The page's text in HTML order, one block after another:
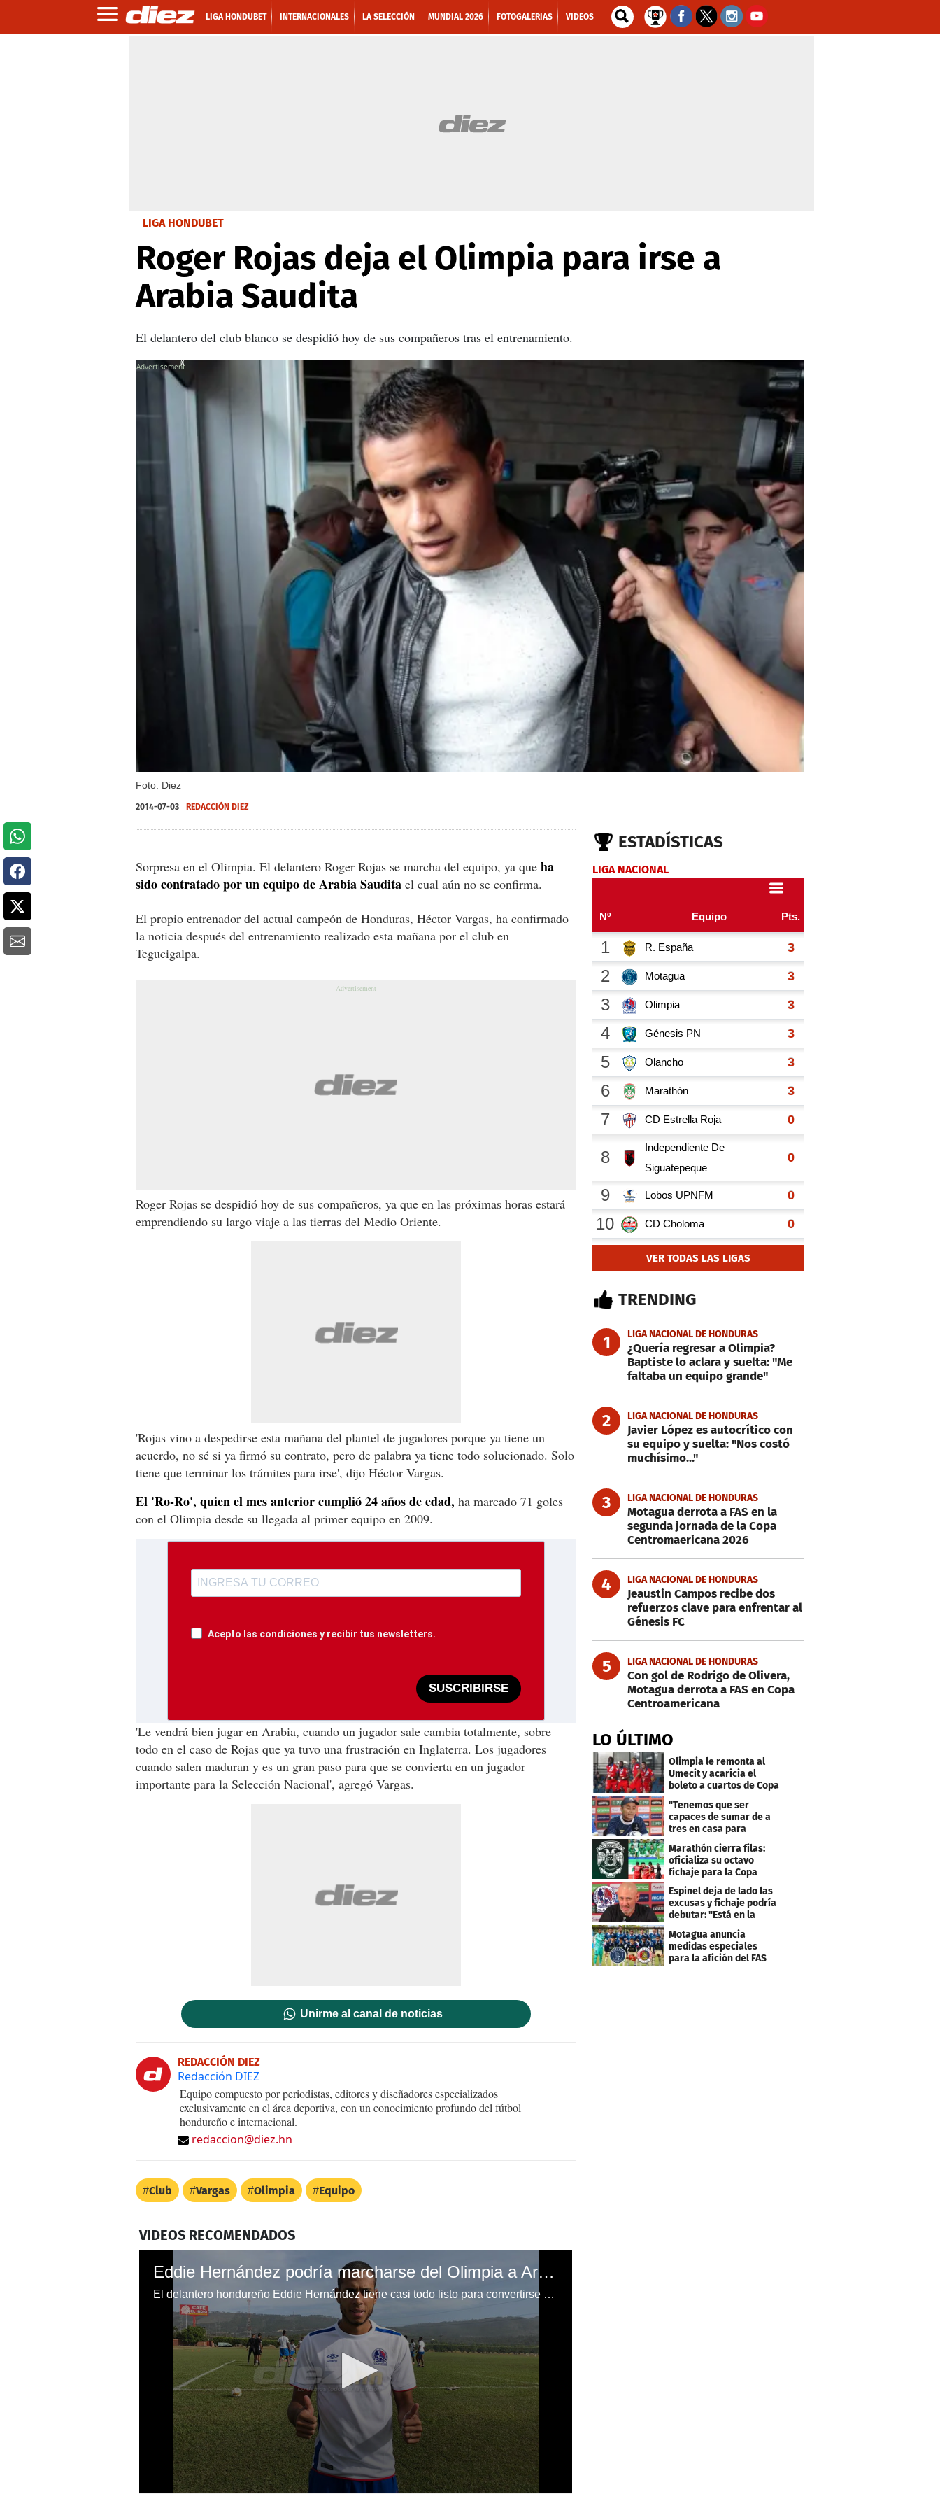
LIGA HONDUBET INTERNACIONALES LA SELECCIÓN MUNDIAL 2026 FOTOGALERIAS VIDEOS
LIGA HONDUBET
Roger Rojas deja el Olimpia para irse a
Arabia Saudita
El delantero del club blanco se despidió hoy de sus compañeros tras el entrenamiento.
Foto: Diez
X
2014-07-03 REDACCIÓN DIEZ
Sorpresa en el Olimpia. El delantero Roger Rojas se marcha del equipo, ya que ha
sido contratado por un equipo de Arabia Saudita el cual aún no se confirma.
El propio entrenador del actual campeón de Honduras, Héctor Vargas, ha confirmado
la noticia después del entrenamiento realizado esta mañana por el club en
Tegucigalpa.
Roger Rojas se despidió hoy de sus compañeros, ya que en las próximas horas estará
emprendiendo su largo viaje a las tierras del Medio Oriente.
'Rojas vino a despedirse esta mañana del plantel de jugadores porque ya tiene un
acuerdo, no sé si ya firmó su contrato, pero de palabra ya tiene todo solucionado. Solo
tiene que terminar los trámites para irse', dijo Héctor Vargas.
El 'Ro-Ro', quien el mes anterior cumplió 24 años de edad, ha marcado 71 goles
con el Olimpia desde su llegada al primer equipo en 2009.
Acepto las condiciones y recibir tus newsletters.
SUSCRIBIRSE
'Le vendrá bien jugar en Arabia, cuando un jugador sale cambia totalmente, sobre
todo en el caso de Rojas que ya tuvo una frustración en Inglaterra. Los jugadores
cuando salen maduran y es un gran paso para que se convierta en un jugador
importante para la Selección Nacional', agregó Vargas.
Unirme al canal de noticias
REDACCIÓN DIEZ
Redacción DIEZ
Equipo compuesto por periodistas, editores y diseñadores especializados
exclusivamente en el área deportiva, con un conocimiento profundo del fútbol
hondureño e internacional.
redaccion@diez.hn
Club Vargas Olimpia Equipo
VIDEOS RECOMENDADOS
Eddie Hernández podría marcharse del Olimpia a Arabia Saudita
El delantero hondureño Eddie Hernández tiene casi todo listo para convertirse una vez más en legionario, se irá al fútbol de Arabia Saudita por lo que ya no está entrenando con el Olimpia.
ESTADÍSTICAS
LIGA NACIONAL
VER TODAS LAS LIGAS
TRENDING
1 LIGA NACIONAL DE HONDURAS
¿Quería regresar a Olimpia?
Baptiste lo aclara y suelta: "Me
faltaba un equipo grande"
2 LIGA NACIONAL DE HONDURAS
Javier López es autocrítico con
su equipo y suelta: "Nos costó
muchísimo..."
3 LIGA NACIONAL DE HONDURAS
Motagua derrota a FAS en la
segunda jornada de la Copa
Centromaericana 2026
4 LIGA NACIONAL DE HONDURAS
Jeaustin Campos recibe dos
refuerzos clave para enfrentar al
Génesis FC
5 LIGA NACIONAL DE HONDURAS
Con gol de Rodrigo de Olivera,
Motagua derrota a FAS en Copa
Centroamericana
LO ÚLTIMO
Olimpia le remonta al
Umecit y acaricia el
boleto a cuartos de Copa
"Tenemos que ser
capaces de sumar de a
tres en casa para
asegurar la
clasificación"
Marathón cierra filas:
oficializa su octavo
fichaje para la Copa
Centroamericana
Espinel deja de lado las
excusas y fichaje podría
debutar: "Está en la
Motagua anuncia
medidas especiales
para la afición del FAS